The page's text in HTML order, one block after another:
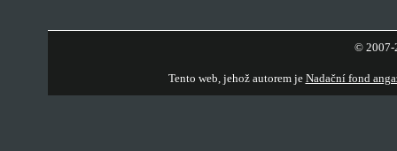
© 2007-
Tento web, jehož autorem je Nadační fond